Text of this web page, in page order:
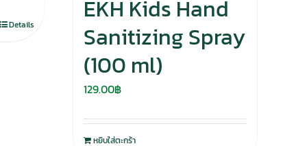
Details
EKH Kids Hand
Sanitizing Spray
(100 ml)
129.00฿
หยิบใส่ตะกร้า